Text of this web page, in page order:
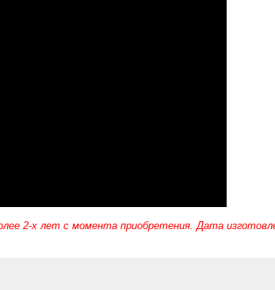
2-х лет с момента приобретения. Дата